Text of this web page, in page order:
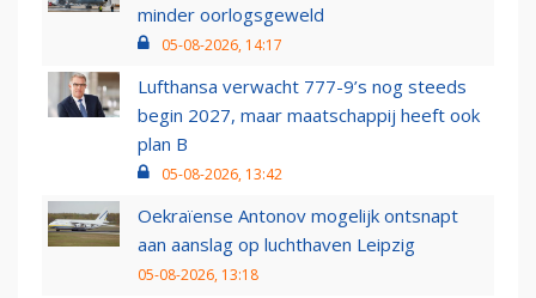
minder oorlogsgeweld
05-08-2026, 14:17
Lufthansa verwacht 777-9’s nog steeds
begin 2027, maar maatschappij heeft ook
plan B
05-08-2026, 13:42
Oekraïense Antonov mogelijk ontsnapt
aan aanslag op luchthaven Leipzig
05-08-2026, 13:18